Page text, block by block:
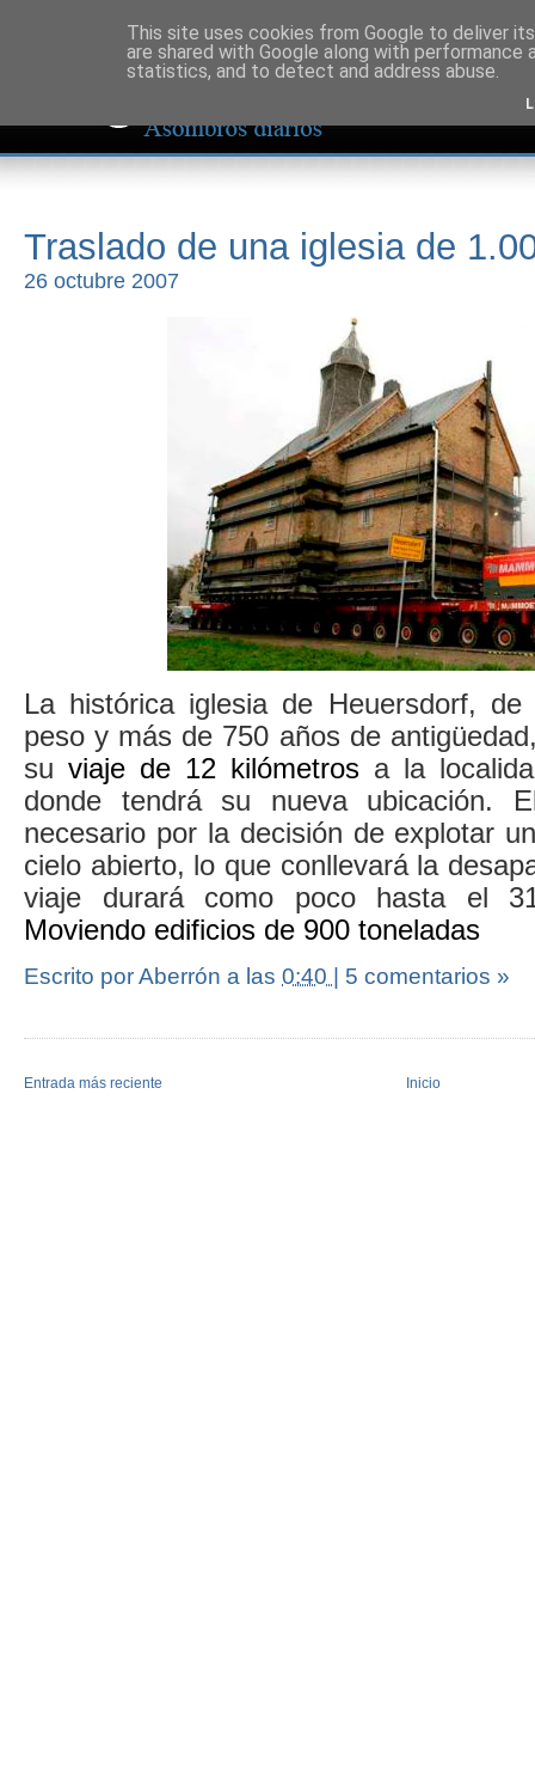
Traslado de una iglesia de
26 octubre 2007
La histórica iglesia de Heuersdorf,
peso y más de 750 años de
su viaje de 12 kilómetros a la
donde tendrá su nueva ubicación.
necesario por la decisión de explotar
cielo abierto, lo que conllevará la
viaje durará como poco hasta el
Moviendo edificios de 900 toneladas
Escrito por Aberrón a las 0:40 | 5 comentarios »
Entrada más reciente Inicio
This site uses cookies from Google to deliver
are shared with Google along with
statistics, and to detect and address abuse.